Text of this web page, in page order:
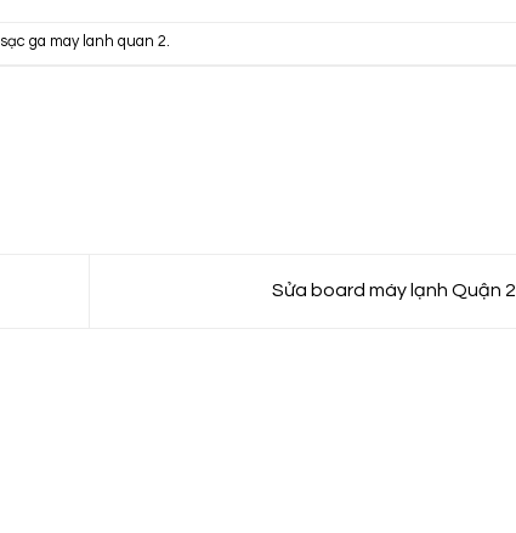
sạc ga may lanh quan 2.
Sửa board máy lạnh Quận 2